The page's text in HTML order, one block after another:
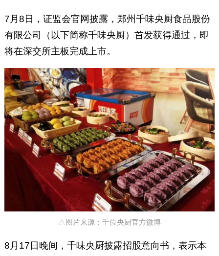
7月8日，证监会官网披露，郑州千味央厨食品股份
有限公司（以下简称千味央厨）首发获得通过，即
将在深交所主板完成上市。
△图片来源：千位央厨官方微博
8月17日晚间，千味央厨披露招股意向书，表示本